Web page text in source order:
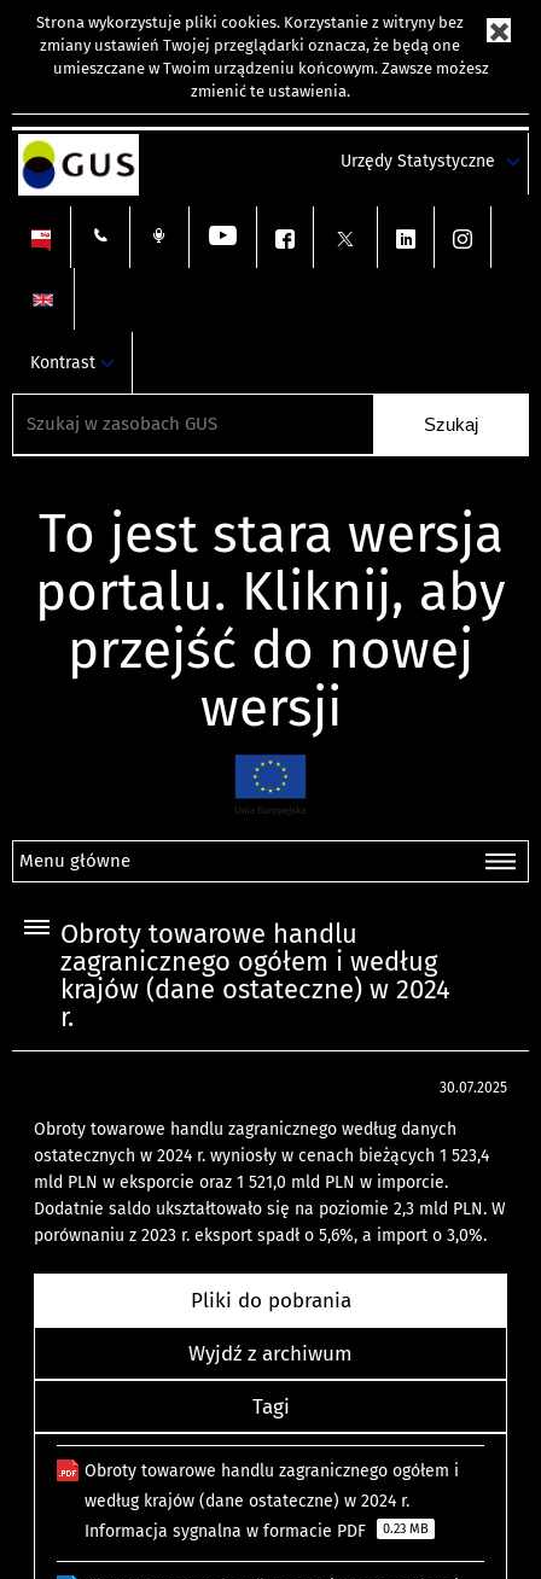
Strona wykorzystuje pliki cookies. Korzystanie z witryny bez
zmiany ustawień Twojej przeglądarki oznacza, że będą one
umieszczane w Twoim urządzeniu końcowym. Zawsze możesz
zmienić te ustawienia.
Urzędy Statystyczne
Kontrast
To jest stara wersja
portalu. Kliknij, aby
przejść do nowej
wersji
Menu główne
Obroty towarowe handlu
zagranicznego ogółem i według
krajów (dane ostateczne) w 2024
r.
30.07.2025
Obroty towarowe handlu zagranicznego według danych
ostatecznych w 2024 r. wyniosły w cenach bieżących 1 523,4
mld PLN w eksporcie oraz 1 521,0 mld PLN w imporcie.
Dodatnie saldo ukształtowało się na poziomie 2,3 mld PLN. W
porównaniu z 2023 r. eksport spadł o 5,6%, a import o 3,0%.
Pliki do pobrania
Wyjdź z archiwum
Tagi
Obroty towarowe handlu zagranicznego ogółem i
według krajów (dane ostateczne) w 2024 r.
Informacja sygnalna w formacie PDF
0.23 MB